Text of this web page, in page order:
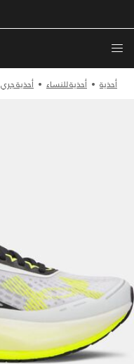
خصم إضافي 20%*. باستخدام الكود EXTRA20
أحذية أحذية للنساء أحذية جري